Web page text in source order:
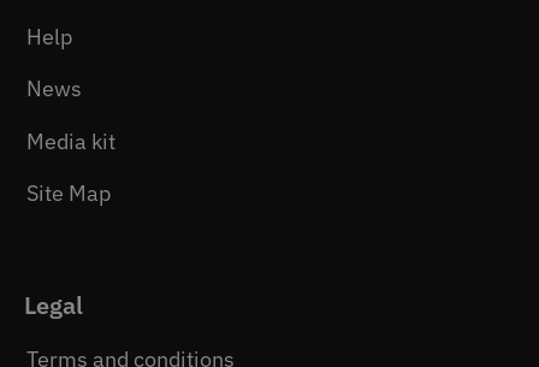
Help
News
Media kit
Site Map
Legal
Terms and conditions